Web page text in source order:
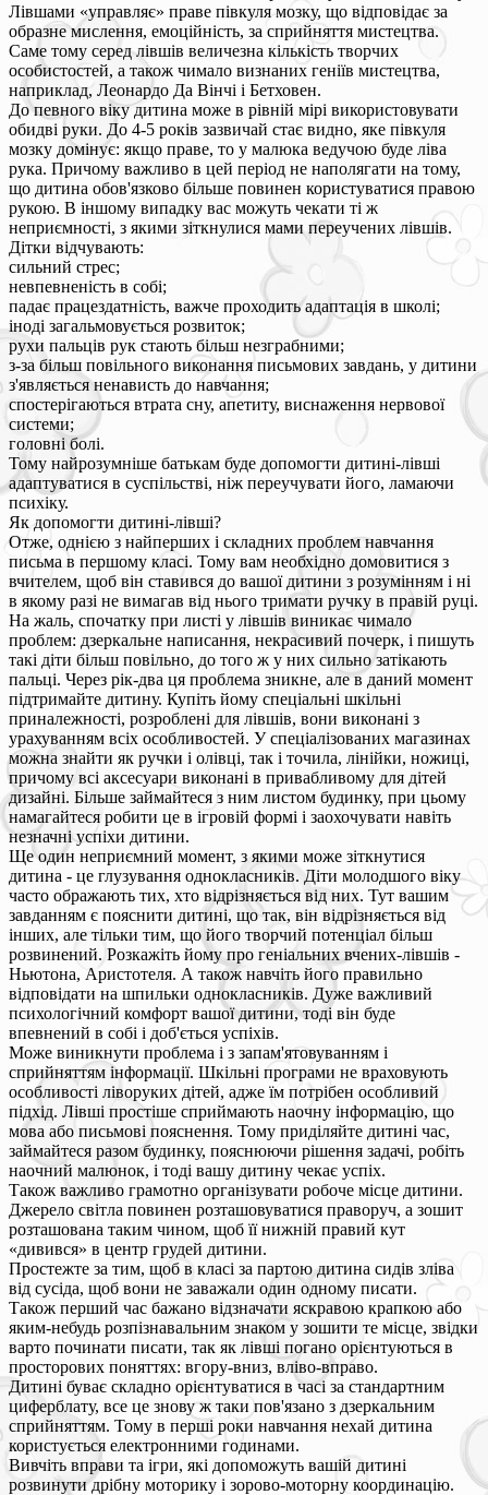
Лівшами «управляє» праве півкуля мозку, що відповідає за
образне мислення, емоційність, за сприйняття мистецтва.
Саме тому серед лівшів величезна кількість творчих
особистостей, а також чимало визнаних геніїв мистецтва,
наприклад, Леонардо Да Вінчі і Бетховен.
До певного віку дитина може в рівній мірі використовувати
обидві руки. До 4-5 років зазвичай стає видно, яке півкуля
мозку домінує: якщо праве, то у малюка ведучою буде ліва
рука. Причому важливо в цей період не наполягати на тому,
що дитина обов'язково більше повинен користуватися правою
рукою. В іншому випадку вас можуть чекати ті ж
неприємності, з якими зіткнулися мами переучених лівшів.
Дітки відчувають:
сильний стрес;
невпевненість в собі;
падає працездатність, важче проходить адаптація в школі;
іноді загальмовується розвиток;
рухи пальців рук стають більш незграбними;
з-за більш повільного виконання письмових завдань, у дитини
з'являється ненависть до навчання;
спостерігаються втрата сну, апетиту, виснаження нервової
системи;
головні болі.
Тому найрозумніше батькам буде допомогти дитині-лівші
адаптуватися в суспільстві, ніж переучувати його, ламаючи
психіку.
Як допомогти дитині-лівші?
Отже, однією з найперших і складних проблем навчання
письма в першому класі. Тому вам необхідно домовитися з
вчителем, щоб він ставився до вашої дитини з розумінням і ні
в якому разі не вимагав від нього тримати ручку в правій руці.
На жаль, спочатку при листі у лівшів виникає чимало
проблем: дзеркальне написання, некрасивий почерк, і пишуть
такі діти більш повільно, до того ж у них сильно затікають
пальці. Через рік-два ця проблема зникне, але в даний момент
підтримайте дитину. Купіть йому спеціальні шкільні
приналежності, розроблені для лівшів, вони виконані з
урахуванням всіх особливостей. У спеціалізованих магазинах
можна знайти як ручки і олівці, так і точила, лінійки, ножиці,
причому всі аксесуари виконані в привабливому для дітей
дизайні. Більше займайтеся з ним листом будинку, при цьому
намагайтеся робити це в ігровій формі і заохочувати навіть
незначні успіхи дитини.
Ще один неприємний момент, з якими може зіткнутися
дитина - це глузування однокласників. Діти молодшого віку
часто ображають тих, хто відрізняється від них. Тут вашим
завданням є пояснити дитині, що так, він відрізняється від
інших, але тільки тим, що його творчий потенціал більш
розвинений. Розкажіть йому про геніальних вчених-лівшів -
Ньютона, Аристотеля. А також навчіть його правильно
відповідати на шпильки однокласників. Дуже важливий
психологічний комфорт вашої дитини, тоді він буде
впевнений в собі і доб'ється успіхів.
Може виникнути проблема і з запам'ятовуванням і
сприйняттям інформації. Шкільні програми не враховують
особливості ліворуких дітей, адже їм потрібен особливий
підхід. Лівші простіше сприймають наочну інформацію, що
мова або письмові пояснення. Тому приділяйте дитині час,
займайтеся разом будинку, пояснюючи рішення задачі, робіть
наочний малюнок, і тоді вашу дитину чекає успіх.
Також важливо грамотно організувати робоче місце дитини.
Джерело світла повинен розташовуватися праворуч, а зошит
розташована таким чином, щоб її нижній правий кут
«дивився» в центр грудей дитини.
Простежте за тим, щоб в класі за партою дитина сидів зліва
від сусіда, щоб вони не заважали один одному писати.
Також перший час бажано відзначати яскравою крапкою або
яким-небудь розпізнавальним знаком у зошити те місце, звідки
варто починати писати, так як лівші погано орієнтуються в
просторових поняттях: вгору-вниз, вліво-вправо.
Дитині буває складно орієнтуватися в часі за стандартним
циферблату, все це знову ж таки пов'язано з дзеркальним
сприйняттям. Тому в перші роки навчання нехай дитина
користується електронними годинами.
Вивчіть вправи та ігри, які допоможуть вашій дитині
розвинути дрібну моторику і зорово-моторну координацію.